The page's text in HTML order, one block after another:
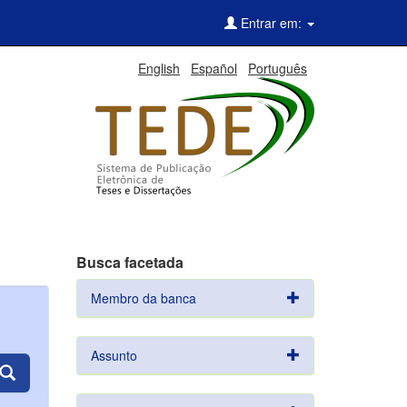
Entrar em:
English Español Português
Busca facetada
Membro da banca
Assunto